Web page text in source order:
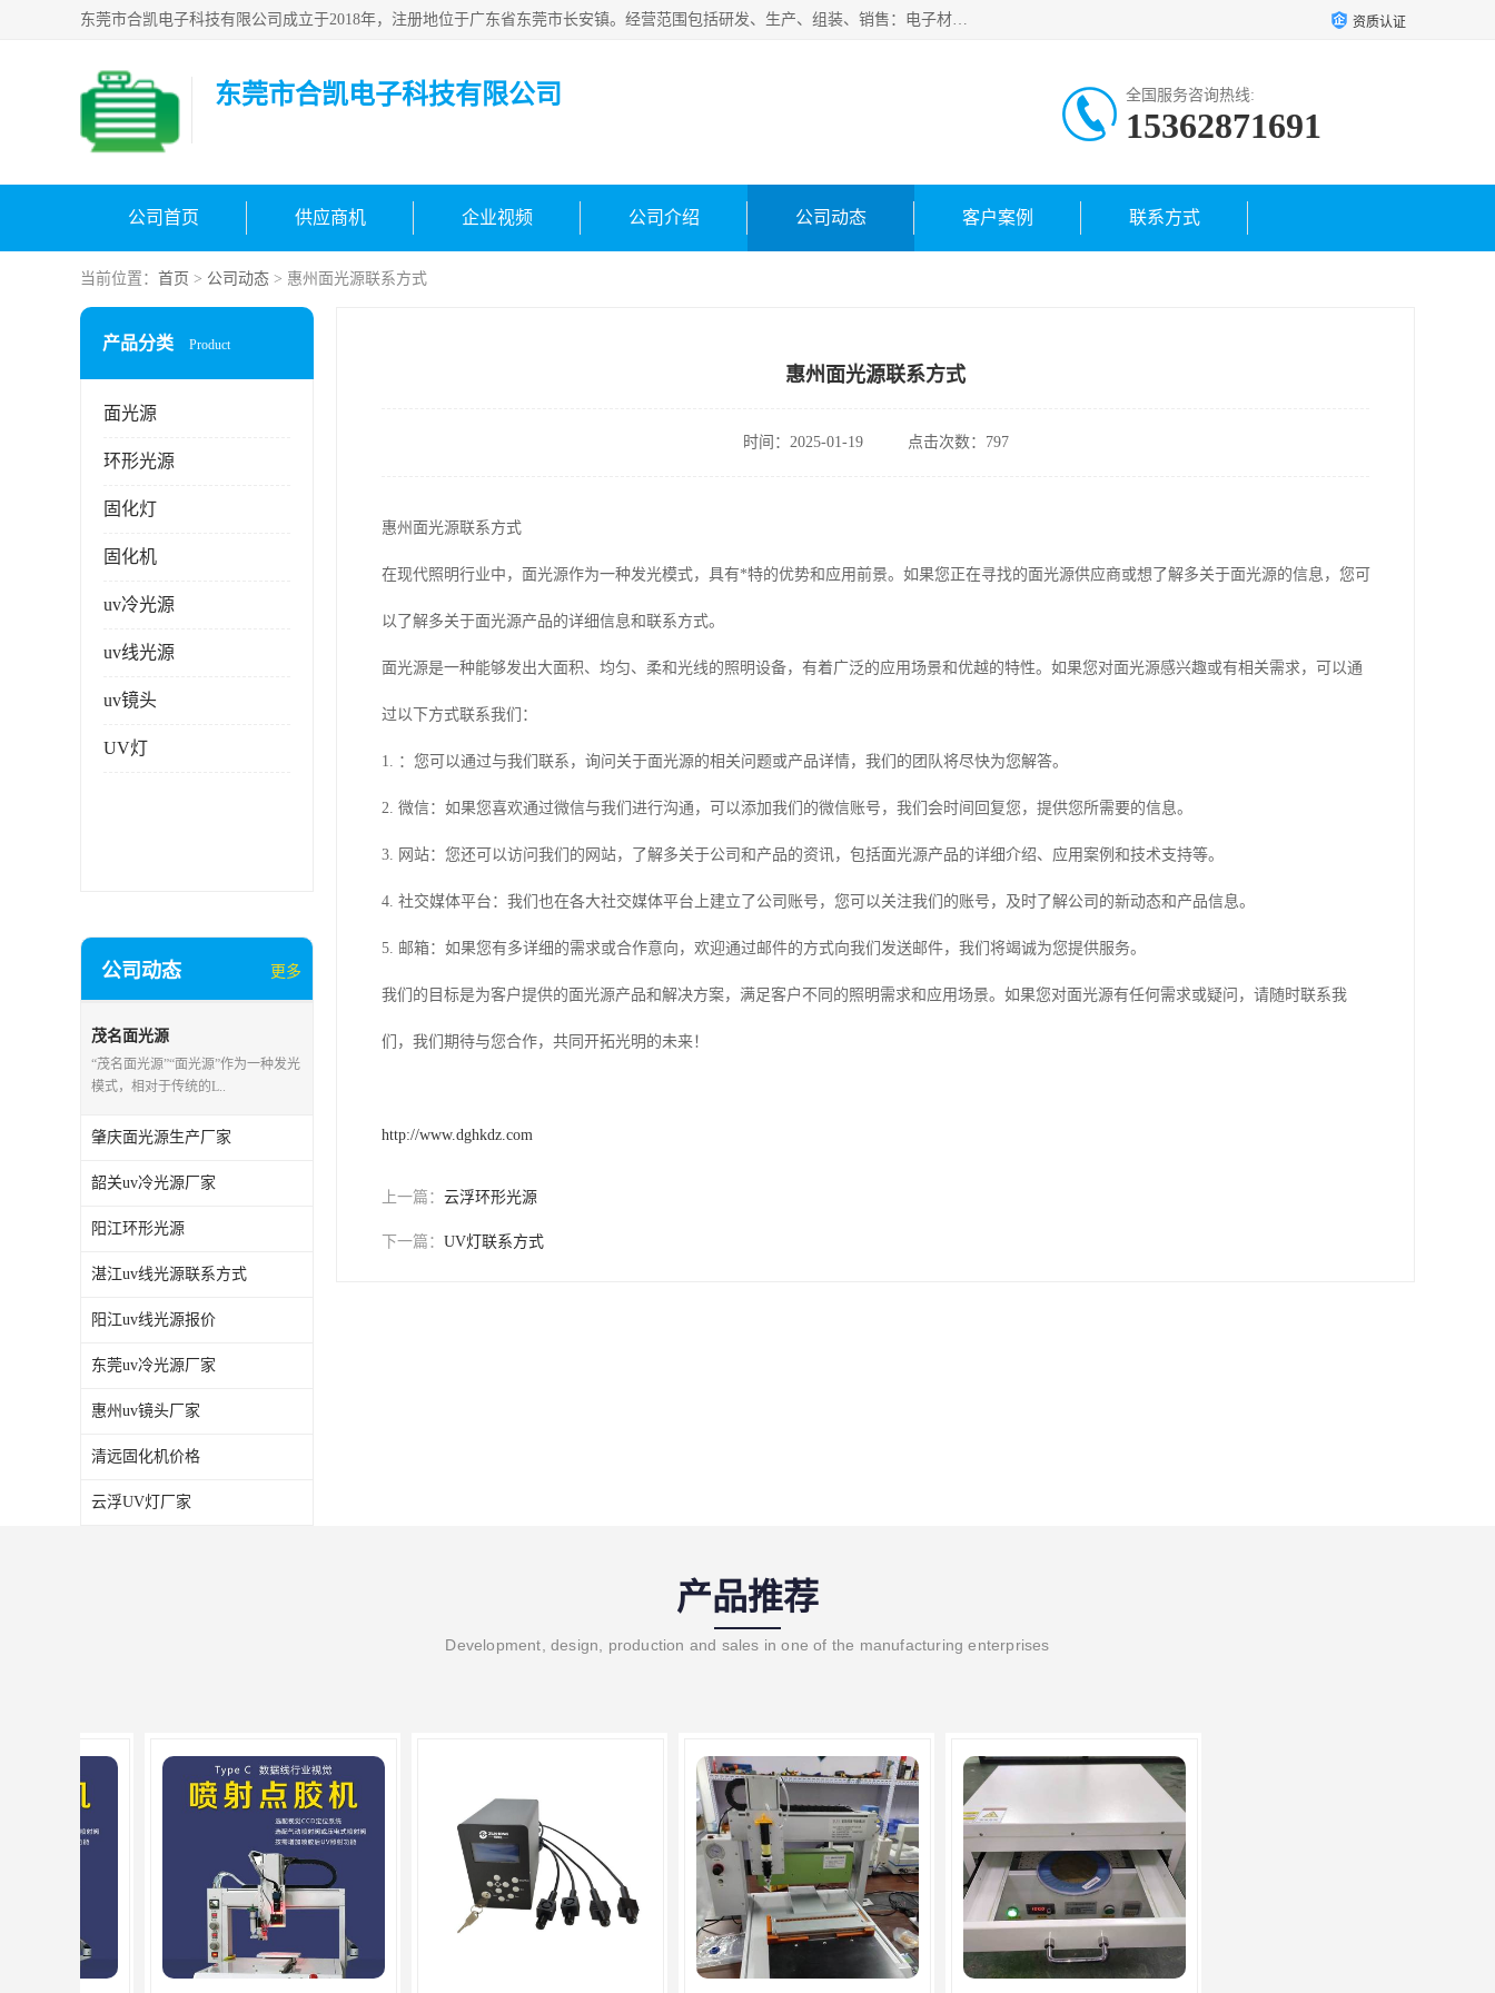
东莞市合凯电子科技有限公司成立于2018年，注册地位于广东省东莞市长安镇。经营范围包括研发、生产、组装、销售：电子材料、电子辅料、机器设备、自动化设备、光电设备、电子配件等，主要产品有：面光源、固化灯、固化机、冷光源uv、uv线光源、镜头uv。主营环形光源，条形光源等标准光源定制光源，其他!欢迎咨询! 资质认证
东莞市合凯电子科技有限公司 全国服务咨询热线:
15362871691
公司首页 供应商机 企业视频 公司介绍 公司动态 客户案例 联系方式
当前位置： 首页 > 公司动态 > 惠州面光源联系方式
产品分类 Product
面光源
环形光源
固化灯
固化机
uv冷光源
uv线光源
uv镜头
UV灯
公司动态 更多
茂名面光源
“茂名面光源”“面光源”作为一种发光
模式，相对于传统的L..
肇庆面光源生产厂家
韶关uv冷光源厂家
阳江环形光源
湛江uv线光源联系方式
阳江uv线光源报价
东莞uv冷光源厂家
惠州uv镜头厂家
清远固化机价格
云浮UV灯厂家
惠州面光源联系方式
时间：2025-01-19 点击次数：797
惠州面光源联系方式
在现代照明行业中，面光源作为一种发光模式，具有*特的优势和应用前景。如果您正在寻找的面光源供应商或想了解多关于面光源的信息，您可
以了解多关于面光源产品的详细信息和联系方式。
面光源是一种能够发出大面积、均匀、柔和光线的照明设备，有着广泛的应用场景和优越的特性。如果您对面光源感兴趣或有相关需求，可以通
过以下方式联系我们：
1. ：您可以通过与我们联系，询问关于面光源的相关问题或产品详情，我们的团队将尽快为您解答。
2. 微信：如果您喜欢通过微信与我们进行沟通，可以添加我们的微信账号，我们会时间回复您，提供您所需要的信息。
3. 网站：您还可以访问我们的网站，了解多关于公司和产品的资讯，包括面光源产品的详细介绍、应用案例和技术支持等。
4. 社交媒体平台：我们也在各大社交媒体平台上建立了公司账号，您可以关注我们的账号，及时了解公司的新动态和产品信息。
5. 邮箱：如果您有多详细的需求或合作意向，欢迎通过邮件的方式向我们发送邮件，我们将竭诚为您提供服务。
我们的目标是为客户提供的面光源产品和解决方案，满足客户不同的照明需求和应用场景。如果您对面光源有任何需求或疑问，请随时联系我
们，我们期待与您合作，共同开拓光明的未来！
http://www.dghkdz.com
上一篇： 云浮环形光源
下一篇： UV灯联系方式
产品推荐
Development, design, production and sales in one of the manufacturing enterprises